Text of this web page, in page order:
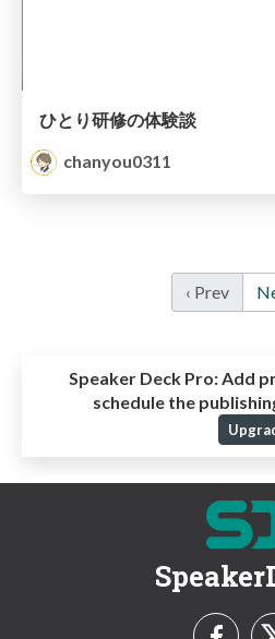
ひとり研修の体験談
chanyou0311
‹ Prev
Speaker Deck Pro:Add
schedule the